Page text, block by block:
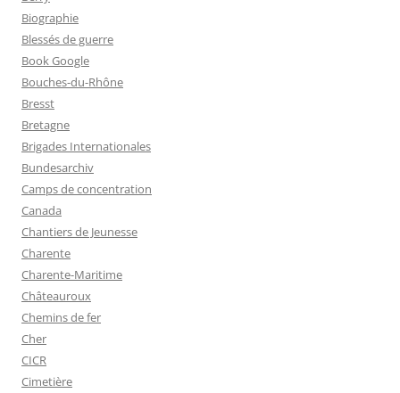
Biographie
Blessés de guerre
Book Google
Bouches-du-Rhône
Bresst
Bretagne
Brigades Internationales
Bundesarchiv
Camps de concentration
Canada
Chantiers de Jeunesse
Charente
Charente-Maritime
Châteauroux
Chemins de fer
Cher
CICR
Cimetière